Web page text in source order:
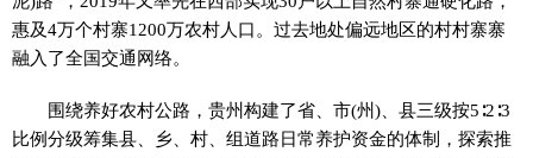
惠及4万个村寨1200万农村人口。过去地处偏远地区的村村寨寨
融入了全国交通网络。
围绕养好农村公路，贵州构建了省、市(州)、县三级按5∶2∶3
比例分级筹集县、乡、村、组道路日常养护资金的体制，探索推